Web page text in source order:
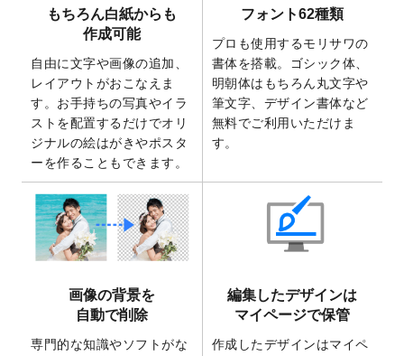
2025/7/30
キャンバスプリントのデザインテンプレー
トを追加いたしました。
2025/6/30
暑中見舞いのデザインテンプレートを追加
しました。
2025/6/27
キャンバスプリントのデザインテンプレー
トを追加いたしました。
2025/6/24
2026年版1月始まりのカレンダーデザイン
テンプレートを公開いたしました。
2025/6/9
「背景削除機能
」を実装しました。
2025/4/3
DMのデザインテンプレートを追加しまし
た。
を追加しました。
マスキングテープのデザインテンプレート
を追加しました。
もちろん白紙からも
作成可能
自由に文字や画像の追加、
レイアウトがおこなえま
す。お手持ちの写真やイラ
ストを配置するだけでオリ
ジナルの絵はがきやポスタ
ーを作ることもできます。
フォント62種類
プロも使用するモリサワの
書体を搭載。ゴシック体、
明朝体はもちろん丸文字や
筆文字、デザイン書体など
無料でご利用いただけま
す。
画像の背景を
自動で削除
専門的な知識やソフトがな
編集したデザインは
マイページで保管
作成したデザインはマイペ